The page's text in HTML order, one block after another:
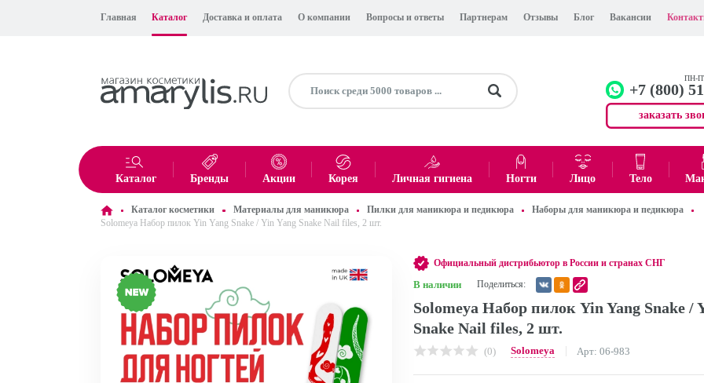
Главная Каталог Доставка и оплата О компании Вопросы и ответы Партнерам Отзывы Блог Вакансии
ПН-
+7 (800)
заказать
Офис +7 (499)
Итого: 0 ₽
Каталог Бренды Акции Корея Личная гигиена Ногти Лицо Тело
Каталог косметики Материалы для маникюра Пилки для маникюра и педикюра
Наборы для маникюра и педикюра
Solomeya Набор пилок Yin Yang Snake / Yin Yang Snake Nail files, 2 шт.
Официальный дистрибьютор в России и странах СНГ
В наличии Поделиться:
Solomeya Набор пилок Yin Yang Snake /
Snake Nail files, 2 шт.
(0) Solomeya Арт: 06-983